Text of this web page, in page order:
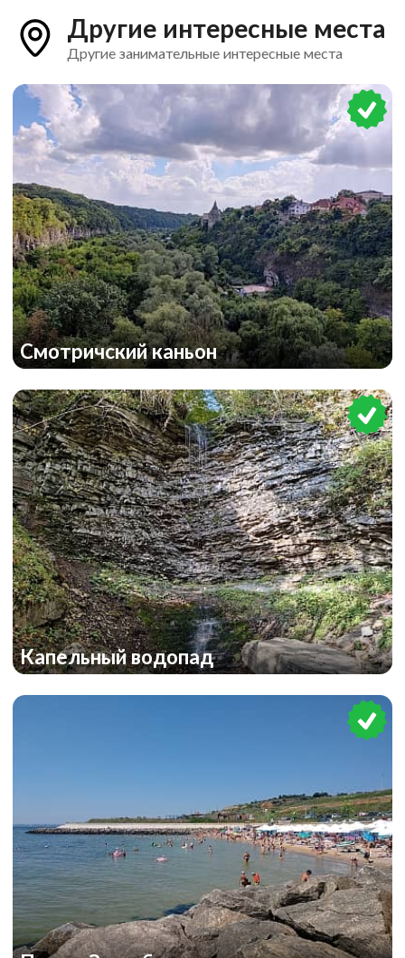
Другие интересные места
Другие занимательные интересные места
Смотричский каньон
Капельный водопад